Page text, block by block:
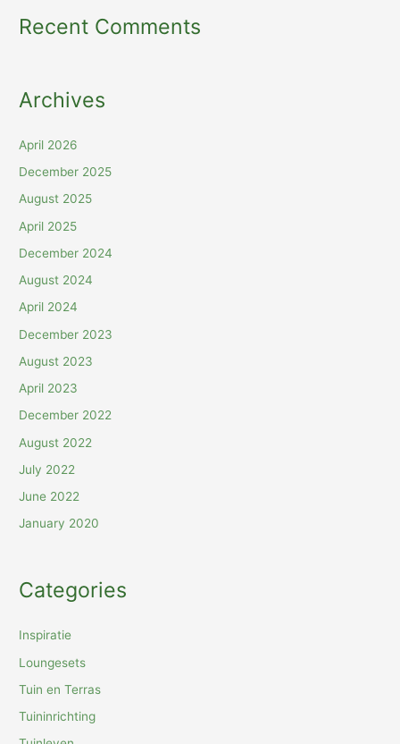
Recent Comments
Archives
April 2026
December 2025
August 2025
April 2025
December 2024
August 2024
April 2024
December 2023
August 2023
April 2023
December 2022
August 2022
July 2022
June 2022
January 2020
Categories
Inspiratie
Loungesets
Tuin en Terras
Tuininrichting